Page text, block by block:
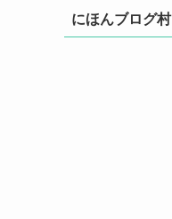
ーにほんブログ村